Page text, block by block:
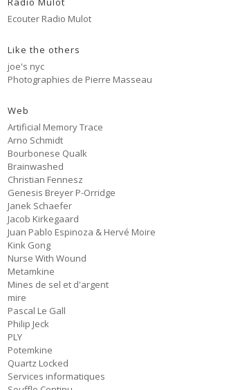
#82 Pascal Le Gall
#81 Ectoplasm Girls
Cancer
Untitled
#79 Untitled
Protest Music
#78 Ornament
HD Hachoir
#77 Quartz Locked
f = (2.5)
#76 Carter Tutti Void
Called Again
#75 Philip Jeck
Bus Station
#74 Shit And Shine
Bye Bye Butterfly
Ecouter Radio Mulot
Like the others
joe's nyc
Photographies de Pierre Masseau
Web
Artificial Memory Trace
Arno Schmidt
Bourbonese Qualk
Brainwashed
Christian Fennesz
Genesis Breyer P-Orridge
Janek Schaefer
Jacob Kirkegaard
Juan Pablo Espinoza & Hervé Moire
Kink Gong
Nurse With Wound
Metamkine
Mines de sel et d'argent
mire
Pascal Le Gall
Philip Jeck
PLY
Potemkine
Quartz Locked
Services informatiques